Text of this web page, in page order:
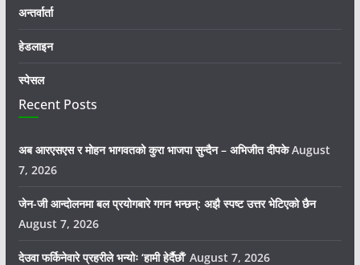
अन्तर्वार्ता
हेडलाइन
स्पेसल
Recent Posts
अब आरएसएस र मोहन भागवतको कुरा भाजपा सुन्दैन – अभिजीत दीपके August
7, 2026
जेन-जी आन्दोलनमा बल प्रयोगबारे गगन भन्छन्: अझै स्पष्ट उत्तर भेटिएको छैन
August 7, 2026
देउवा फर्किनेवारे प्रहरीले भन्योः ‘हामी हेर्दैछौं’ August 7, 2026